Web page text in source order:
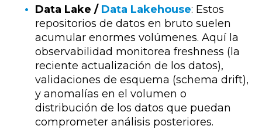
Data Lake / Data Lakehouse: Estos
repositorios de datos en bruto suelen
acumular enormes volúmenes. Aquí la
observabilidad monitorea freshness (la
reciente actualización de los datos),
validaciones de esquema (schema drift),
y anomalías en el volumen o
distribución de los datos que puedan
comprometer análisis posteriores.